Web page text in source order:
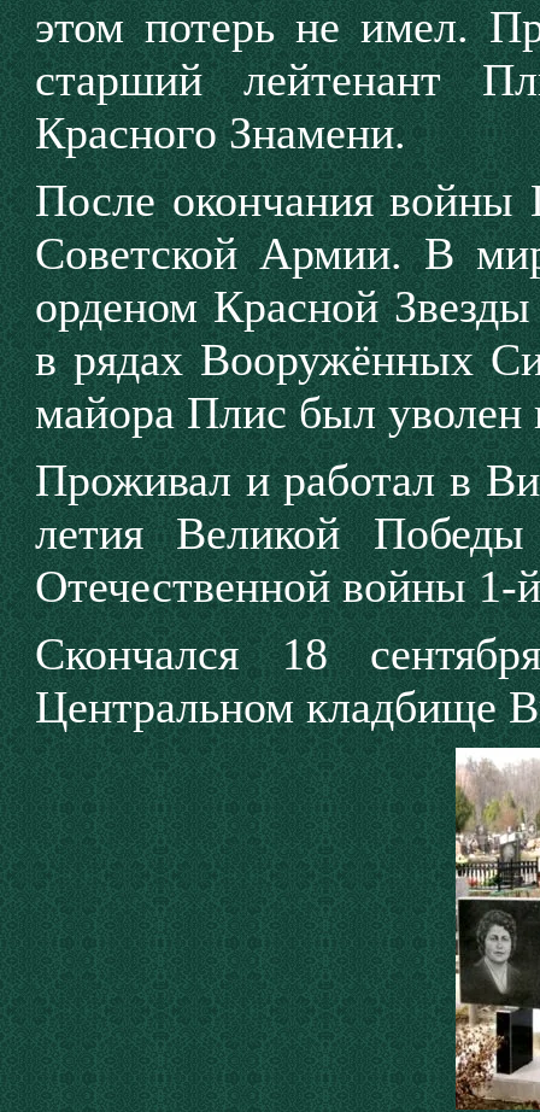
этом потерь не имел.
старший лейтенант
Красного Знамени.
После окончания
Советской Армии. В
орденом Красной
в рядах Вооружённых
майора Плис был уволен
Проживал и работал в
летия Великой
Отечественной войны 1-
Скончался 18
Центральном кладбище